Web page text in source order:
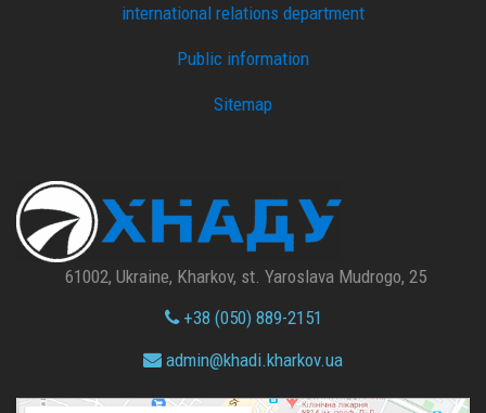
international relations department
Public information
Sitemap
61002, Ukraine, Kharkov, st. Yaroslava Mudrogo, 25
+38 (050) 889-2151
admin@khadi.kharkov.ua